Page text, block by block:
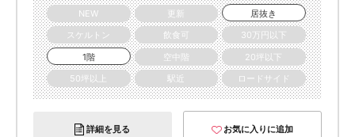
NEW
更新
居抜き
スケルトン
飲食可
30万円以下
1階
空中階
20坪以下
50坪以上
駅近 ロードサイド
詳細を見る お気に入りに追加